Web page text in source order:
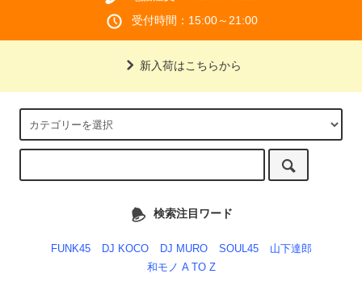
受付時間：15:00～21:00
新入荷はこちらから
検索注目ワード
FUNK45 DJ KOCO DJ MURO SOUL45
山下達郎
和モノ A TO Z